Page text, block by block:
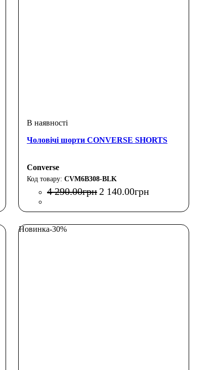
Чоловічі шорти CONVERSE SHORTS
Converse
CVM6B308-BLK
4 290.00грн 2 140.00грн
Новинка-30%